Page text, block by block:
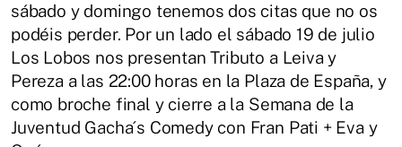
sábado y domingo tenemos dos citas que no os
podéis perder. Por un lado el sábado 19 de julio
Los Lobos nos presentan Tributo a Leiva y
Pereza a las 22:00 horas en la Plaza de España, y
como broche final y cierre a la Semana de la
Juventud Gacha´s Comedy con Fran Pati + Eva y